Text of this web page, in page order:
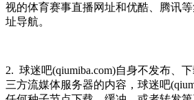
视的体育赛事直播网址和优酷、腾讯
址导航。
2. 球迷吧(qiumiba.com)自身不发布、
三方流媒体服务器的内容，球迷吧